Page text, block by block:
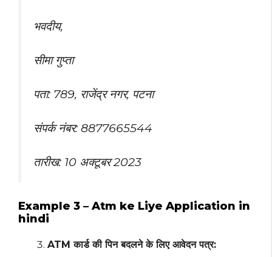
भवदीय,
सीमा गुप्ता
पता: 789, राजेंद्र नगर, पटना
संपर्क नंबर: 8877665544
तारीख: 10 अक्टूबर 2023
Example 3 – Atm ke Liye Application in
hindi
ATM कार्ड की पिन बदलने के लिए आवेदन पत्र: